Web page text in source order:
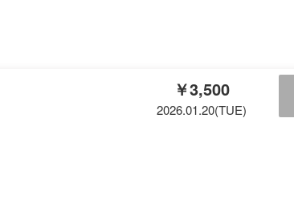
￥3,500
2026.01.20(TUE)